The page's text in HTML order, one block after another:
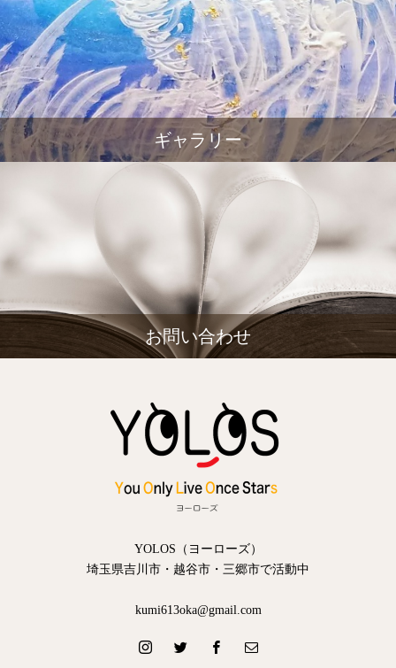
ギャラリー
お問い合わせ
YOLOS（ヨーローズ）
埼玉県吉川市・越谷市・三郷市で活動中
kumi613oka@gmail.com